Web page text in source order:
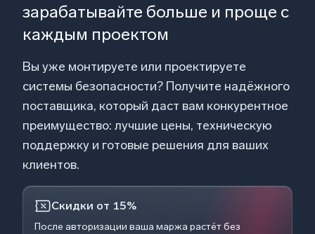
зарабатывайте больше и проще с
каждым проектом
Вы уже монтируете или проектируете
системы безопасности? Получите надёжного
поставщика, который даст вам конкурентное
преимущество: лучшие цены, техническую
поддержку и готовые решения для ваших
клиентов.
Скидки от 15%
После авторизации ваша маржа растёт без